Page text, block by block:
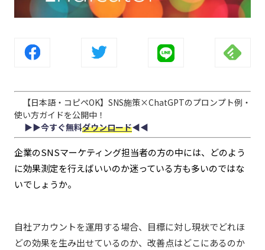
【日本語・コピペOK】SNS施策×ChatGPTのプロンプト例・
使い方ガイドを公開中！
▶︎▶︎今すぐ無料ダウンロード◀︎◀︎
企業のSNSマーケティング担当者の方の中には、どのよう
に効果測定を行えばいいのか迷っている方も多いのではな
いでしょうか。
自社アカウントを運用する場合、目標に対し現状でどれほ
どの効果を生み出せているのか、改善点はどこにあるのか